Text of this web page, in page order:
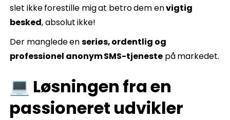
slet ikke forestille mig at betro dem envigtig
besked, absolut ikke!
Der manglede enseriøs, ordentlig og
professionel anonym SMS-tjeneste på markedet.
💻 Løsningen fra en
passioneret udvikler